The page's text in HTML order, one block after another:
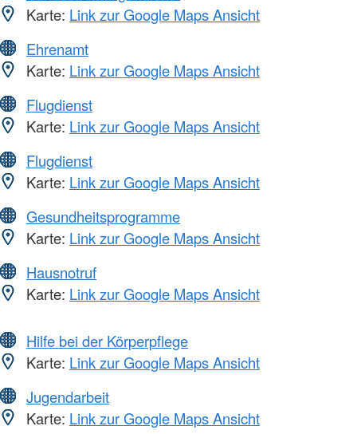
Karte: Link zur Google Maps Ansicht
Ehrenamt
Karte: Link zur Google Maps Ansicht
Flugdienst
Karte: Link zur Google Maps Ansicht
Flugdienst
Karte: Link zur Google Maps Ansicht
Gesundheitsprogramme
Karte: Link zur Google Maps Ansicht
Hausnotruf
Karte: Link zur Google Maps Ansicht
Hilfe bei der Körperpflege
Karte: Link zur Google Maps Ansicht
Jugendarbeit
Karte: Link zur Google Maps Ansicht